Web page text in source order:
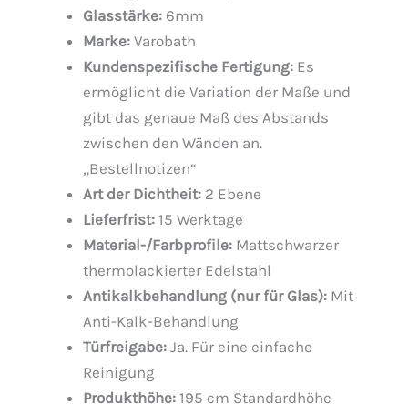
Glasstärke: 6mm
Marke: Varobath
Kundenspezifische Fertigung: Es
ermöglicht die Variation der Maße und
gibt das genaue Maß des Abstands
zwischen den Wänden an.
„Bestellnotizen“
Art der Dichtheit: 2 Ebene
Lieferfrist: 15 Werktage
Material-/Farbprofile: Mattschwarzer
thermolackierter Edelstahl
Antikalkbehandlung (nur für Glas): Mit
Anti-Kalk-Behandlung
Türfreigabe: Ja. Für eine einfache
Reinigung
Produkthöhe: 195 cm Standardhöhe